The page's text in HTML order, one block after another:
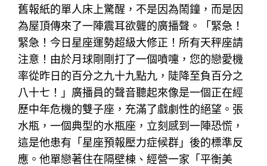
舊報紙的單人床上驚醒，不是因為鬧鐘，而是因
為屋頂傳來了一陣震耳欲聾的廣播聲。「緊急！
緊急！今日星座運勢超級大修正！所有天秤座請
注意！由於月球剛剛打了一個噴嚏，您的戀愛機
率從昨日的百分之九十九點九，陡降至負百分之
八十七！」廣播員的聲音聽起來像是一個正在經
歷中年危機的雙子座，充滿了戲劇性的絕望。張
水瓶，一個典型的水瓶座，立刻感到一陣恐慌，
這是他患有「星座預報壓力症候群」後的標準反
應。他單戀著住在隔壁棟、經營一家「平衡美